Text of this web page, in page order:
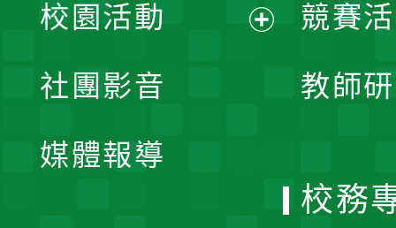
競賽
教師
開
校園活動
社團影音
媒體報導
校務